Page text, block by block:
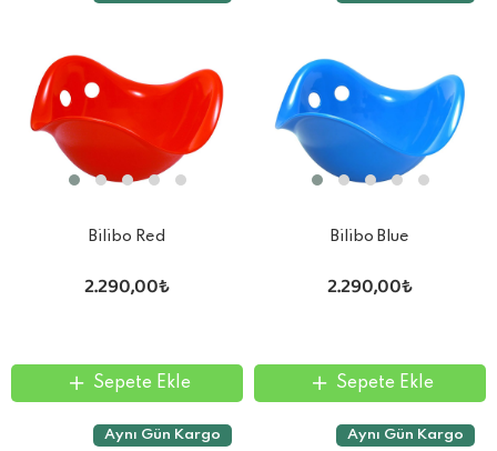
Bilibo Red
2.290,00₺
Sepete Ekle
Bilibo Blue
2.290,00₺
Sepete Ekle
Aynı Gün Kargo Aynı Gün Kargo